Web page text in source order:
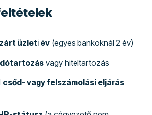
üzleti év (egyes bankoknál 2 év)
vagy hiteltartozás
csőd- vagy felszámolási eljárás